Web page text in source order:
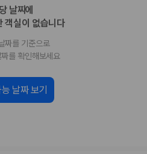
업체별 실시간 예약 가능 차량과 요금
교합니다.
전자차, 슈퍼자차의 면책금과 보상 한
이동, 인수 위치, 반납 편의성을 함께
차량을 바로 예약할 수 있습니다.
날짜에
객실이 없습니다
짜를 기준으로
를 확인해보세요
날짜 보기